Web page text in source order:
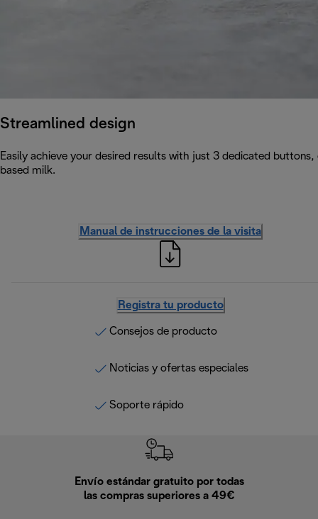
Streamlined design
Easily achieve your desired results with just 3 dedicated
based milk.
Manual de instrucciones de la visita
Registra tu producto
Consejos de producto
Noticias y ofertas especiales
Soporte rápido
Envío estándar gratuito por todas
las compras superiores a 49€